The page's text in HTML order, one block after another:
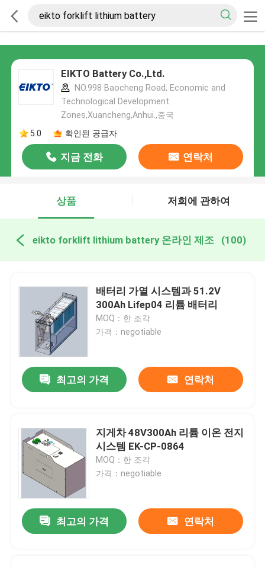
EIKTO Battery Co.,Ltd.
NO.998 Baocheng Road, Economic and
Technological Development
Zones,Xuancheng,Anhui.,중국
5.0
확인된 공급자
지금 전화 연락처
상품 저희에 관하여
eikto forklift lithium battery 온라인 제조 (100)
배터리 가열 시스템과 51.2V
300Ah Lifep04 리튬 배터리
MOQ：한 조각
가격：negotiable
최고의 가격 연락처
지게차 48V300Ah 리튬 이온 전지
시스템 EK-CP-0864
MOQ：한 조각
가격：negotiable
최고의 가격 연락처